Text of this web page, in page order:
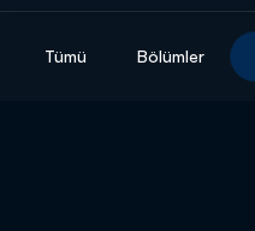
Tümü Bölümler